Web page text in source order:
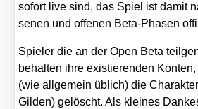
sofort live sind, das Spiel ist damit
se­nen und offe­nen Beta-Pha­sen
Spie­ler die an der Open Beta
behal­ten ihre exis­tie­ren­den
(wie all­ge­mein üblich) die
Gil­den) gelöscht. Als klei­nes